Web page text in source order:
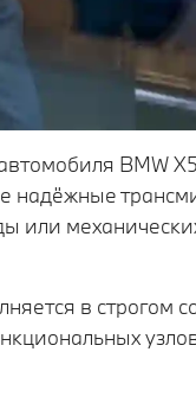
BMW
надёжные
или
в строгом